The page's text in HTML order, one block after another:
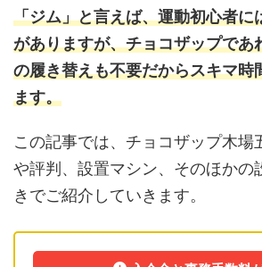
「ジム」と言えば、運動初心者に
がありますが、チョコザップであ
の履き替えも不要だからスキマ時
ます。
この記事では、チョコザップ木場
や評判、設置マシン、そのほかの
きでご紹介していきます。